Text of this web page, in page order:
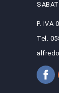
P. IVA
Tel.